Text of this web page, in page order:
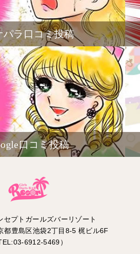
パラ口コミ投稿
口コミ投稿
セプトガールズバーリゾート
都豊島区池袋2丁目8-5 梶ビル6F
6912-5469）